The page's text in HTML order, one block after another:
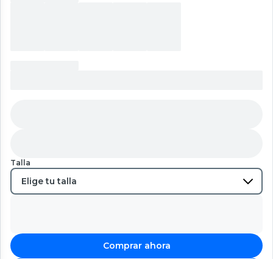
Talla
Comprar ahora